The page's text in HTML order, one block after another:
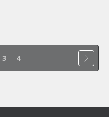
3 4